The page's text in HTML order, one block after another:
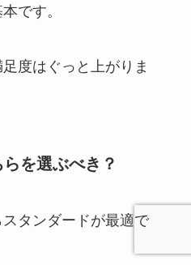
です。
度はぐっと上がりま
を選ぶべき？
タンダードが最適で